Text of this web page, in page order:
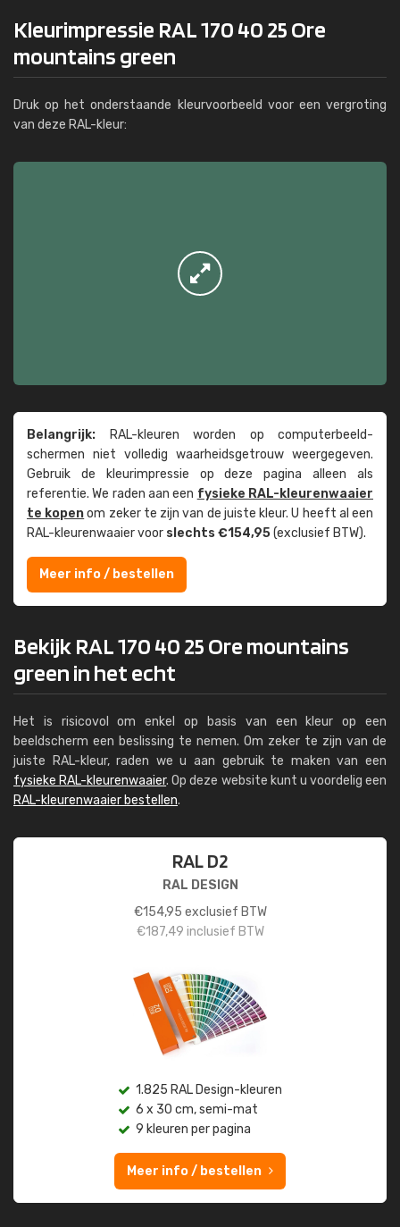
Kleurimpressie RAL 170 40 25 Ore
mountains green
Druk op het onderstaande kleurvoorbeeld voor een vergroting
van deze RAL-kleur:
Belangrijk: RAL-kleuren worden op computer­beeld­
schermen niet volledig waarheids­­getrouw weer­gegeven.
Gebruik de kleur­impressie op deze pagina alleen als
referentie. We raden aan een fysieke RAL-kleuren­waaier
te kopenom zeker te zijn van de juiste kleur. U heeft al een
RAL-kleuren­waaier voor slechts €154,95(exclusief BTW).
Meer info / bestellen
Bekijk RAL 170 40 25 Ore mountains
green in het echt
Het is risicovol om enkel op basis van een kleur op een
beeldscherm een beslissing te nemen. Om zeker te zijn van de
juiste RAL-kleur, raden we u aan gebruik te maken van een
fysieke RAL-kleurenwaaier. Op deze website kunt u voordelig een
RAL-kleurenwaaier bestellen.
RAL D2
RAL DESIGN
€154,95 exclusief BTW
€187,49 inclusief BTW
1.825 RAL Design-kleuren
6 x 30 cm, semi-mat
9 kleuren per pagina
Meer info / bestellen